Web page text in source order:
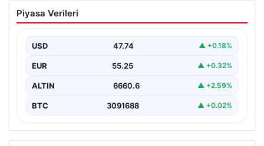
İş Bankası’nda Yönetim Kadrosunda
Önemli Değişiklik: Hakan Aran Görevini
Türkiye’nin köklü finans kuruluşlarından İş Bankası’nda
Genel…
Piyasa Verileri
USD 47.74 ▲ +0.18%
EUR 55.25 ▲ +0.32%
ALTIN 6660.6 ▲ +2.59%
BTC 3091688 ▲ +0.02%